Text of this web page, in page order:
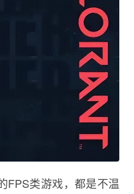
FPS类游戏，都是不温